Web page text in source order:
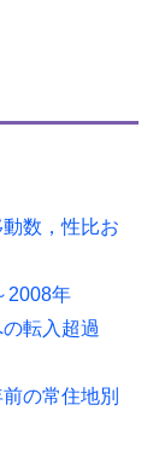
数，性比お
2008年
転入超過
の常住地別